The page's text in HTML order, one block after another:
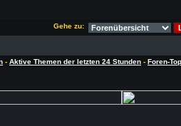
Gehe zu:
- Aktive Themen der letzten 24 Stunden - Foren-